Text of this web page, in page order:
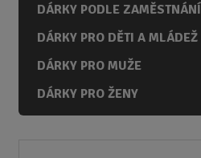
DÁRKY PODLE ZAMĚSTNÁNÍ
DÁRKY PRO DĚTI A MLÁDEŽ
DÁRKY PRO MUŽE
DÁRKY PRO ŽENY